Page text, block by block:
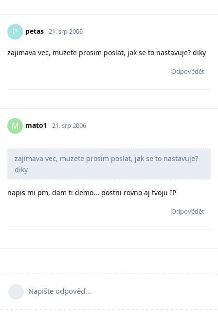
P petas 21. srp 2006
zajimava vec, muzete prosim poslat, jak se to nastavuje? diky
Odpovědět
M mato1 21. srp 2006
zajimava vec, muzete prosim poslat, jak se to nastavuje?
diky
napis mi pm, dam ti demo... postni rovno aj tvoju IP
Odpovědět
Napište odpověď…